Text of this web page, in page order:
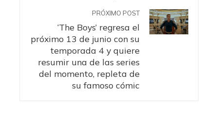
PRÓXIMO POST
‘The Boys’ regresa el
próximo 13 de junio con su
temporada 4 y quiere
resumir una de las series
del momento, repleta de
su famoso cómic